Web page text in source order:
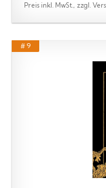
Preis inkl. MwSt., zzgl.
# 9